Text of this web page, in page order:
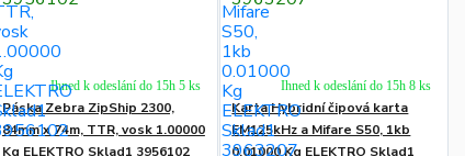
Páska Zebra ZipShip 2300,
84mm x 74m, TTR, vosk 1.00000
Kg ELEKTRO Sklad1 3956102
Ihned k odeslání do 15h 5 ks
Karta Hybridní čipová karta
EM125kHz a Mifare S50, 1kb
0.01000 Kg ELEKTRO Sklad1
Ihned k odeslání do 15h 8 ks